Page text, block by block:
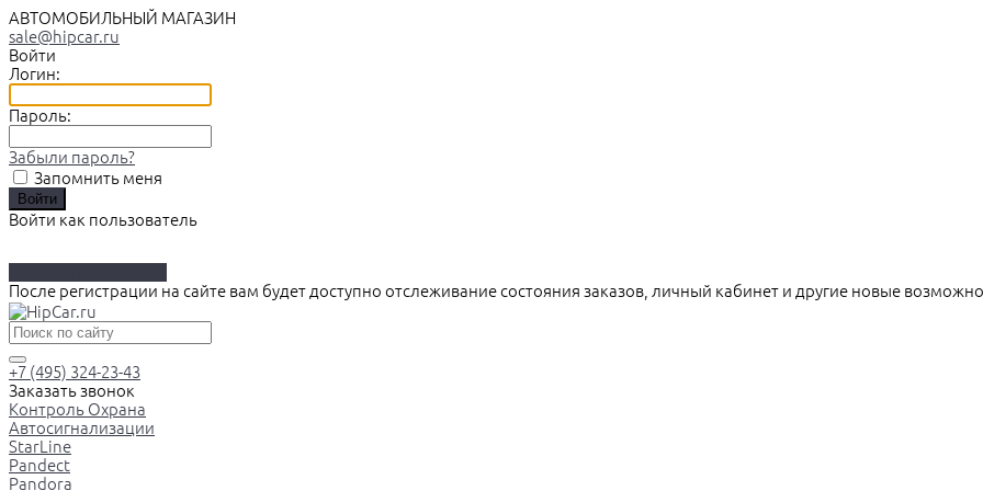
АВТОМОБИЛЬНЫЙ МАГАЗИН
sale@hipcar.ru
Войти
Логин:
Пароль:
Забыли пароль?
Запомнить меня
Войти как пользователь
После регистрации на сайте вам будет доступно отслеживание состояния заказов, личный кабинет и другие новые
+7 (495) 324-23-43
Заказать звонок
Контроль Охрана
Автосигнализации
StarLine
Pandect
Pandora